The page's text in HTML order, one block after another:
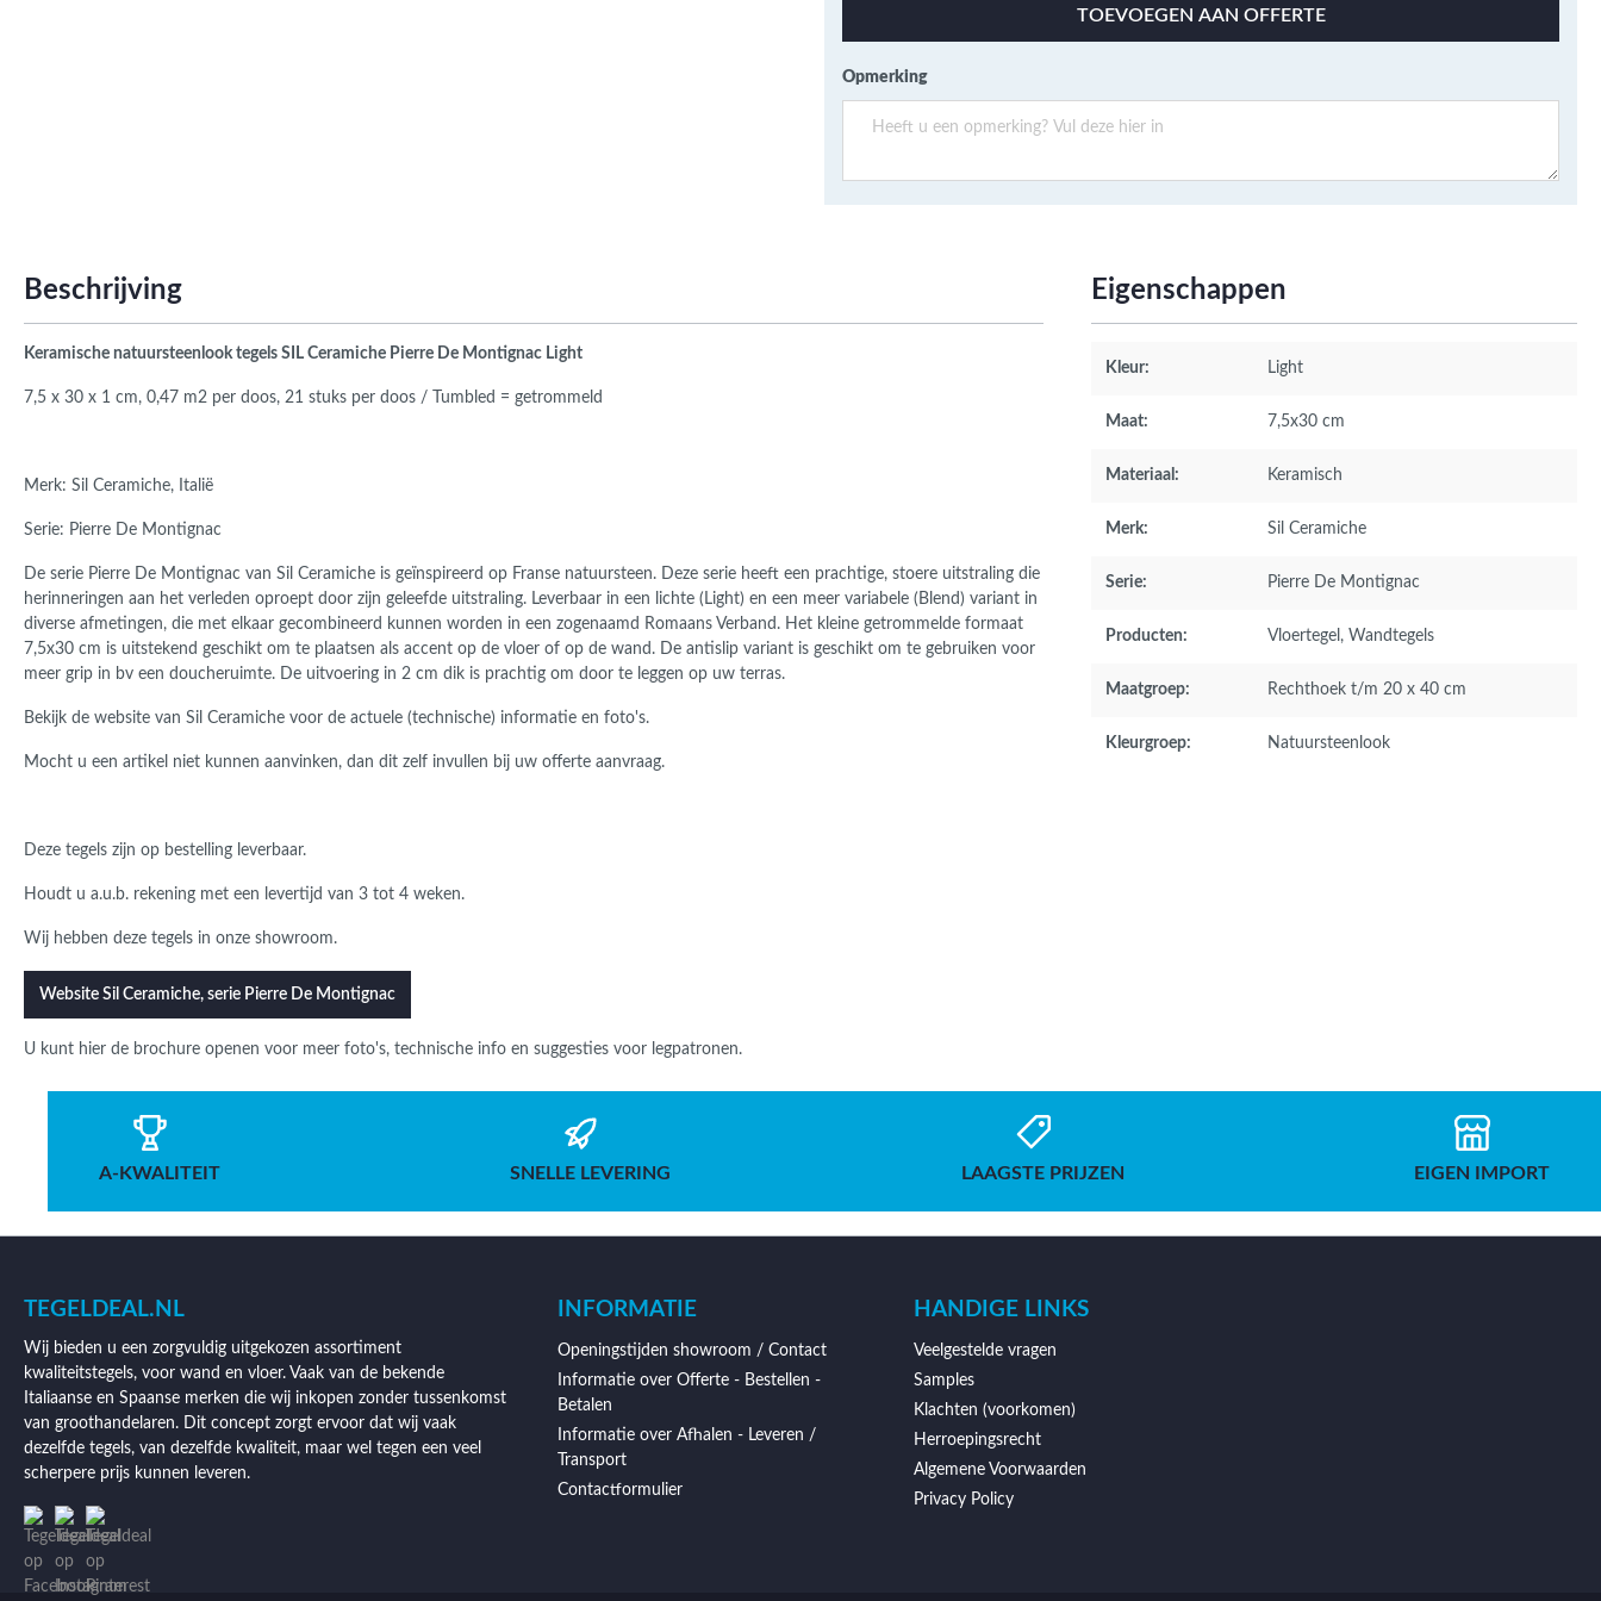
TOEVOEGEN AAN OFFERTE
Opmerking
Beschrijving
Keramische natuursteenlook tegels SIL Ceramiche Pierre De Montignac Light
7,5 x 30 x 1 cm, 0,47 m2 per doos, 21 stuks per doos / Tumbled = getrommeld
Merk: Sil Ceramiche, Italië
Serie: Pierre De Montignac
De serie Pierre De Montignac van Sil Ceramiche is geïnspireerd op Franse natuursteen. Deze serie heeft een prachtige, stoere uitstraling die
herinneringen aan het verleden oproept door zijn geleefde uitstraling. Leverbaar in een lichte (Light) en een meer variabele (Blend) variant in
diverse afmetingen, die met elkaar gecombineerd kunnen worden in een zogenaamd Romaans Verband. Het kleine getrommelde formaat
7,5x30 cm is uitstekend geschikt om te plaatsen als accent op de vloer of op de wand. De antislip variant is geschikt om te gebruiken voor
meer grip in bv een doucheruimte. De uitvoering in 2 cm dik is prachtig om door te leggen op uw terras.
Bekijk de website van Sil Ceramiche voor de actuele (technische) informatie en foto's.
Mocht u een artikel niet kunnen aanvinken, dan dit zelf invullen bij uw offerte aanvraag.
Deze tegels zijn op bestelling leverbaar.
Houdt u a.u.b. rekening met een levertijd van 3 tot 4 weken.
Wij hebben deze tegels in onze showroom.
Website Sil Ceramiche, serie Pierre De Montignac
U kunt hier de brochure openen voor meer foto's, technische info en suggesties voor legpatronen.
Eigenschappen
Kleur: Light
Maat: 7,5x30 cm
Materiaal: Keramisch
Merk: Sil Ceramiche
Serie: Pierre De Montignac
Producten: Vloertegel , Wandtegels
Maatgroep: Rechthoek t/m 20 x 40 cm
Kleurgroep: Natuursteenlook
A-KWALITEIT SNELLE LEVERING LAAGSTE PRIJZEN EIGEN IMPORT
TEGELDEAL.NL
Wij bieden u een zorgvuldig uitgekozen assortiment
kwaliteitstegels, voor wand en vloer. Vaak van de bekende
Italiaanse en Spaanse merken die wij inkopen zonder tussenkomst
van groothandelaren. Dit concept zorgt ervoor dat wij vaak
dezelfde tegels, van dezelfde kwaliteit, maar wel tegen een veel
scherpere prijs kunnen leveren.
INFORMATIE
Openingstijden showroom / Contact
Informatie over Offerte - Bestellen -
Betalen
Informatie over Afhalen - Leveren /
Transport
Contactformulier
HANDIGE LINKS
Veelgestelde vragen
Samples
Klachten (voorkomen)
Herroepingsrecht
Algemene Voorwaarden
Privacy Policy